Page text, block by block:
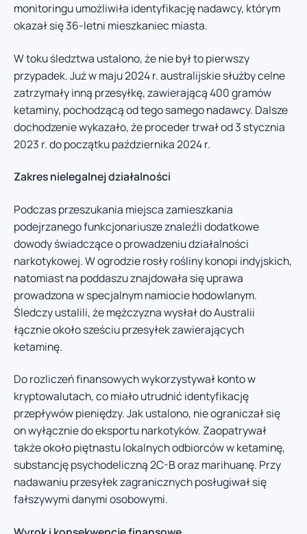
monitoringu umożliwiła identyfikację nadawcy, którym
okazał się 36-letni mieszkaniec miasta.
W toku śledztwa ustalono, że nie był to pierwszy
przypadek. Już w maju 2024 r. australijskie służby celne
zatrzymały inną przesyłkę, zawierającą 400 gramów
ketaminy, pochodzącą od tego samego nadawcy. Dalsze
dochodzenie wykazało, że proceder trwał od 3 stycznia
2023 r. do początku października 2024 r.
Zakres nielegalnej działalności
Podczas przeszukania miejsca zamieszkania
podejrzanego funkcjonariusze znaleźli dodatkowe
dowody świadczące o prowadzeniu działalności
narkotykowej. W ogrodzie rosły rośliny konopi indyjskich,
natomiast na poddaszu znajdowała się uprawa
prowadzona w specjalnym namiocie hodowlanym.
Śledczy ustalili, że mężczyzna wysłał do Australii
łącznie około sześciu przesyłek zawierających
ketaminę.
Do rozliczeń finansowych wykorzystywał konto w
kryptowalutach, co miało utrudnić identyfikację
przepływów pieniędzy. Jak ustalono, nie ograniczał się
on wyłącznie do eksportu narkotyków. Zaopatrywał
także około piętnastu lokalnych odbiorców w ketaminę,
substancję psychodeliczną 2C-B oraz marihuanę. Przy
nadawaniu przesyłek zagranicznych posługiwał się
fałszywymi danymi osobowymi.